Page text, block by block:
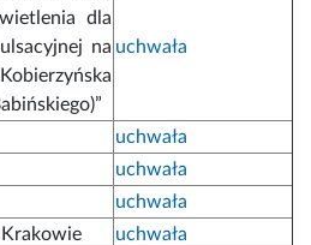
dla
na uchwała
uchwała
uchwała
uchwała
uchwała